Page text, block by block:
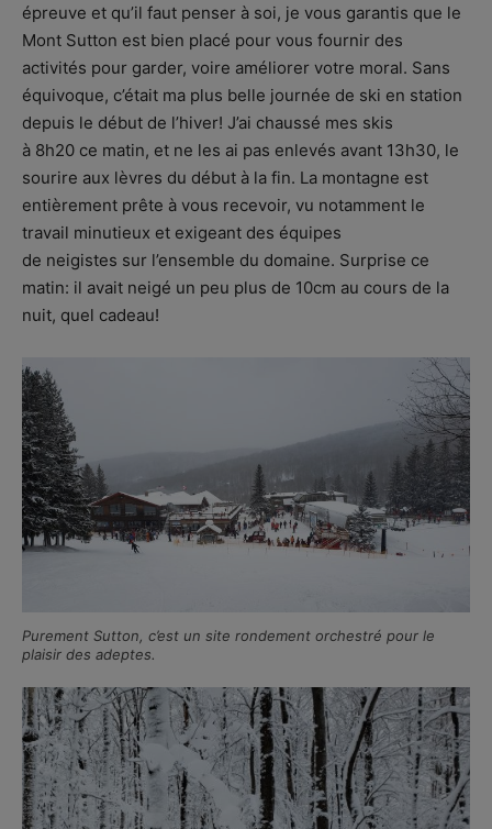
épreuve et qu’il faut penser à soi, je vous garantis que le
Mont Sutton est bien placé pour vous fournir des
activités pour garder, voire améliorer votre moral. Sans
équivoque, c’était ma plus belle journée de ski en station
depuis le début de l’hiver! J’ai chaussé mes skis
à 8h20 ce matin, et ne les ai pas enlevés avant 13h30, le
sourire aux lèvres du début à la fin. La montagne est
entièrement prête à vous recevoir, vu notamment le
travail minutieux et exigeant des équipes
de neigistes sur l’ensemble du domaine. Surprise ce
matin: il avait neigé un peu plus de 10cm au cours de la
nuit, quel cadeau!
Purement Sutton, c’est un site rondement orchestré pour le
plaisir des adeptes.